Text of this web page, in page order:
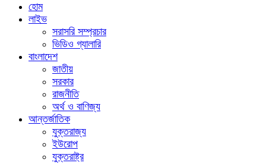
হোম
লাইভ
সরাসরি সম্প্রচার
ভিডিও গ্যালারি
বাংলাদেশ
জাতীয়
সরকার
রাজনীতি
অর্থ ও বাণিজ্য
আন্তর্জাতিক
যুক্তরাজ্য
ইউরোপ
যুক্তরাষ্ট্র